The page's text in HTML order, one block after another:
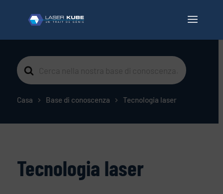
Cerca
per
Casa Base di conoscenza Tecnologia laser
Tecnologia laser